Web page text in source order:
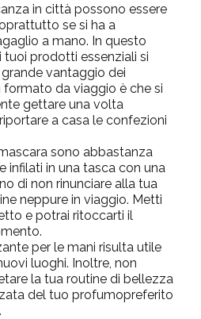
in città possono essere
se si ha a
a mano. In questo
tuoi prodotti essenziali si
vantaggio dei
da viaggio è che si
gettare una volta
a casa le confezioni
sono abbastanza
infilati in una tasca con una
di non rinunciare alla tua
neppure in viaggio. Metti
e potrai ritoccarti il
per le mani risulta utile
luoghi. Inoltre, non
la tua routine di bellezza
del tuo profumopreferito